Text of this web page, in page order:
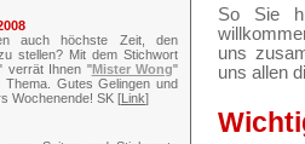
So Sie
uns
uns allen
auch höchste Zeit, den
stellen? Mit dem Stichwort
verrät Ihnen "Mister Wong"
Thema. Gutes Gelingen und
Wochenende! SK [Link]